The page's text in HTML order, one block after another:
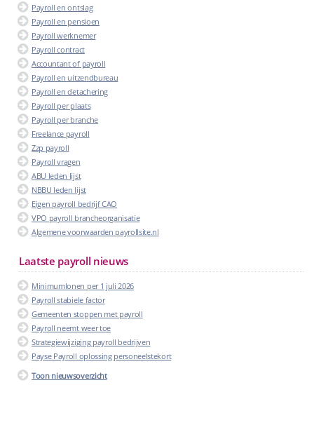
Payroll en ontslag
Payroll en pensioen
Payroll werknemer
Payroll contract
Accountant of payroll
Payroll en uitzendbureau
Payroll en detachering
Payroll per plaats
Payroll per branche
Freelance payroll
Zzp payroll
Payroll vragen
ABU leden lijst
NBBU leden lijst
Eigen payroll bedrijf CAO
VPO payroll brancheorganisatie
Algemene voorwaarden payrollsite.nl
Laatste payroll nieuws
Minimumlonen per 1 juli 2026
Payroll stabiele factor
Gemeenten stoppen met payroll
Payroll neemt weer toe
Strategiewijziging payroll bedrijven
Payse Payroll oplossing personeelstekort
Toon nieuwsoverzicht